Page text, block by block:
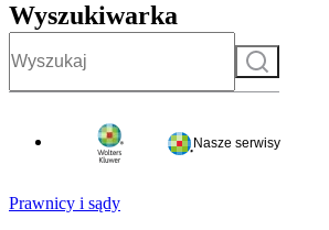
Wyszukiwarka
Szukaj
Nasze serwisy
Prawnicy i sądy